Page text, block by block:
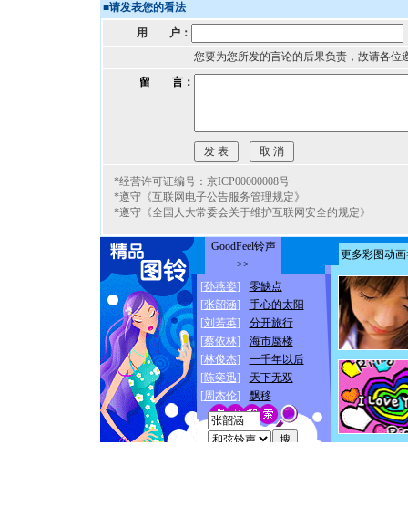
■请发表您的看法
用 户：
您要为您所发的言论的后果负责，故请各位
留 言：
*经营许可证编号：京ICP00000008号
*遵守《互联网电子公告服务管理规定》
*遵守《全国人大常委会关于维护互联网安全的规定》